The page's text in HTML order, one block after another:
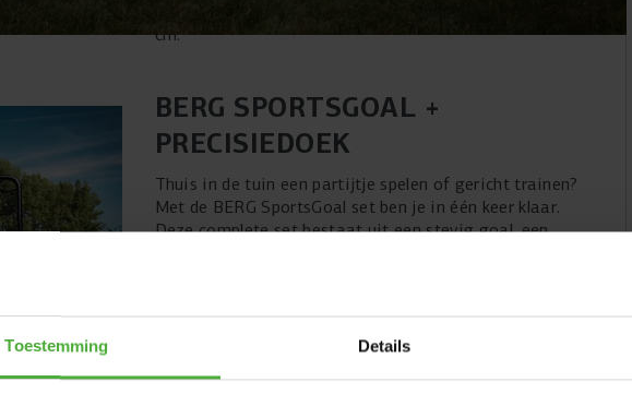
Toestemming Details
cm.
BERG SPORTSGOAL +
PRECISIEDOEK
Thuis in de tuin een partijtje spelen of gericht trainen?
Met de BERG SportsGoal set ben je in één keer klaar.
Deze complete set bestaat uit een stevig goal, een
precisiedoek helpt je nog gerichter te trainen, terwijl de
pionnen perfect zijn voor het uitzetten van oefeningen of